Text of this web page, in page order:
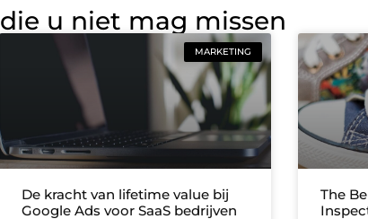
die u niet mag missen
MARKETING
De kracht van lifetime value bij
Google Ads voor SaaS bedrijven
The